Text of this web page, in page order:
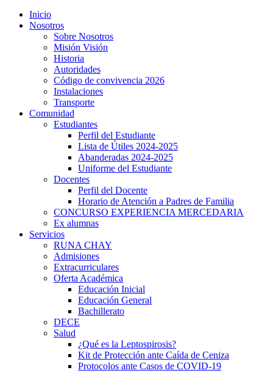
Inicio
Nosotros
Sobre Nosotros
Misión Visión
Historia
Autoridades
Código de convivencia 2026
Instalaciones
Transporte
Comunidad
Estudiantes
Perfil del Estudiante
Lista de Útiles 2024-2025
Abanderadas 2024-2025
Uniforme del Estudiante
Docentes
Perfil del Docente
Horario de Atención a Padres de Familia
CONCURSO EXPERIENCIA MERCEDARIA
Ex alumnas
Servicios
RUNA CHAY
Admisiones
Extracurriculares
Oferta Académica
Educación Inicial
Educación General
Bachillerato
DECE
Salud
¿Qué es la Leptospirosis?
Kit de Protección ante Caída de Ceniza
Protocolos ante Casos de COVID-19